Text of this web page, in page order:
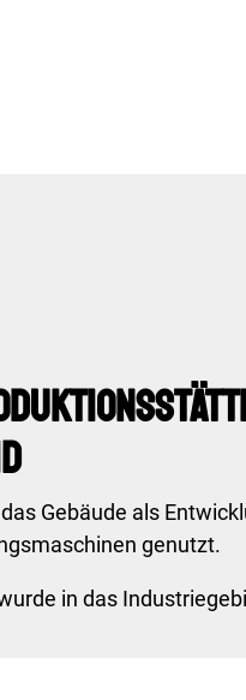
Gebäude als
genutzt.
in das